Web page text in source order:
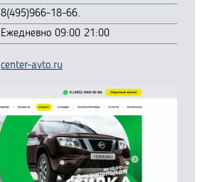
8(495)966-18-66.
Ежедневно 09:00 21:00
center-avto.ru